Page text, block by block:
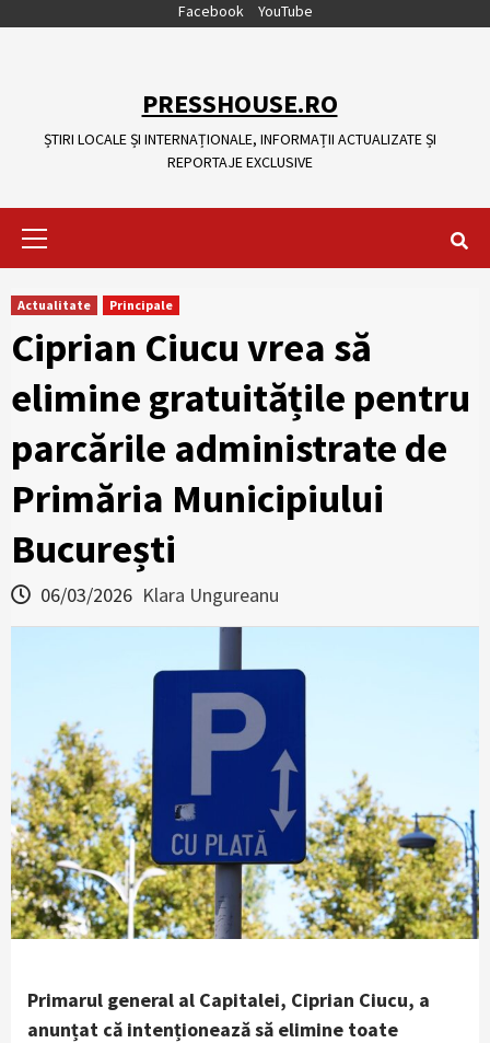
Facebook YouTube
PRESSHOUSE.RO
ȘTIRI LOCALE ȘI INTERNAȚIONALE, INFORMAȚII ACTUALIZATE ȘI
REPORTAJE EXCLUSIVE
Actualitate Principale
Ciprian Ciucu vrea să
elimine gratuitățile pentru
parcările administrate de
Primăria Municipiului
București
06/03/2026 Klara Ungureanu
Primarul general al Capitalei, Ciprian Ciucu, a
anunțat că intenționează să elimine toate